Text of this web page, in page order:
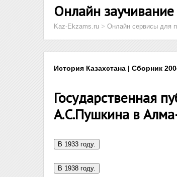
Онлайн
Kaz-Ekzams.ru > Онлайн сервисы для
История Казахстана | Сборник
Государственная
А.С.Пушкина в